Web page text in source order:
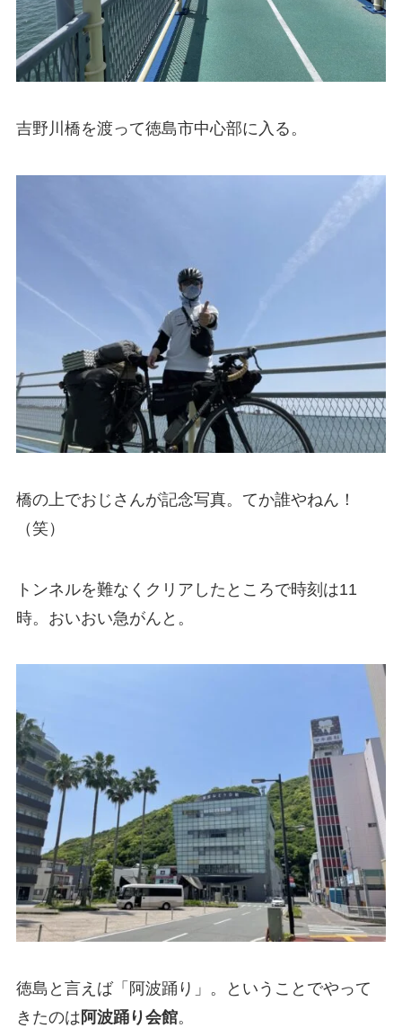
吉野川橋を渡って徳島市中心部に入る。
橋の上でおじさんが記念写真。てか誰やねん！
（笑）
トンネルを難なくクリアしたところで時刻は11
時。おいおい急がんと。
徳島と言えば「阿波踊り」。ということでやって
きたのは 阿波踊り会館。